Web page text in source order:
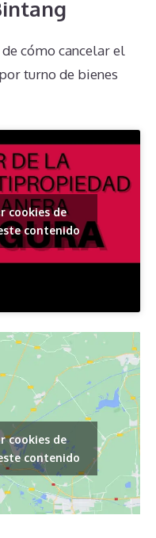
cómo cancelar el
turno de bienes
cookies de
contenido
cookies de
contenido